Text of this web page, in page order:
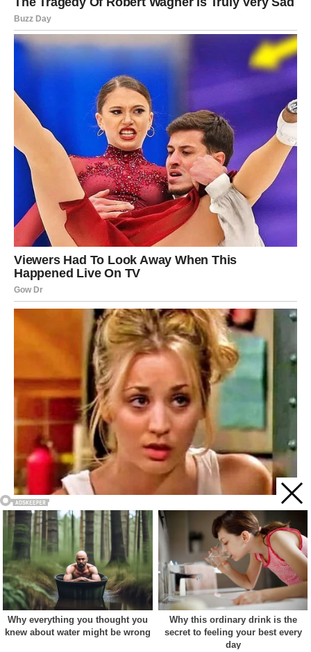
Acest site web folosește cookie-uri pentru a vă îmbunătăți
experiența. Vom presupune că sunteți de acord cu asta dacă
vă continuați navigarea.
Cookie settings ACCEPT